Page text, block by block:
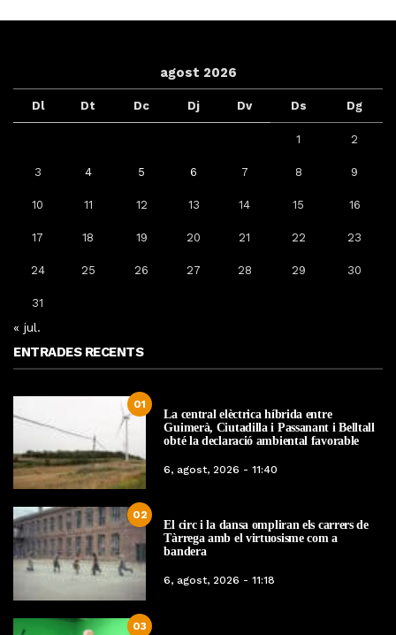
agost 2026
Dl Dt Dc Dj Dv Ds Dg
1 2
3 4 5 6 7 8 9
10 11 12 13 14 15 16
17 18 19 20 21 22 23
24 25 26 27 28 29 30
31
« jul.
ENTRADES RECENTS
01
La central elèctrica híbrida entre
Guimerà, Ciutadilla i Passanant i Belltall
obté la declaració ambiental favorable
6, agost, 2026 - 11:40
02
El circ i la dansa ompliran els carrers de
Tàrrega amb el virtuosisme com a
bandera
6, agost, 2026 - 11:18
03